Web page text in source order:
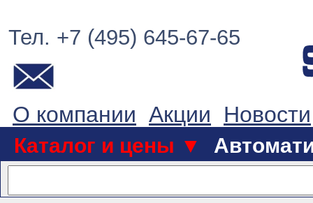
Тел. +7 (495) 645-67-65
О компании Акции Новости
Каталог и цены ▼